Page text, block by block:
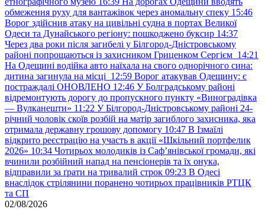
обмеження руху для вантажівок через аномальну спеку 15:46
Ворог здійснив атаку на цивільні судна в портах Великої
Одеси та Дунайського регіону: пошкоджено буксир 14:37
Через два роки після загибелі у Білгород-Дністровському
районі попрощаються із захисником Гриценком Сергієм 14:21
На Одещині водійка авто наїхала на свого однорічного сина:
дитина загинула на місці 12:59 Ворог атакував Одещину: є
постраждалі ОНОВЛЕНО 12:46 У Болградському районі
відремонтують дорогу до пропускного пункту «Виноградівка
— Вулканешти» 11:22 У Білгород-Дністровському районі 24-
річний чоловік скоїв розбій на матір загиблого захисника, яка
отримала державну грошову допомогу 10:47 В Ізмаїлі
відкрито реєстрацію на участь в акції «Шкільний портфелик
2026» 10:34 Чотирьох молодиків із Саф’янівської громади, які
вчинили розбійний напад на пенсіонерів та їх онука,
відправили за ґрати на тривалий строк 09:23 В Одесі
внаслідок стрілянини поранено чотирьох працівників РТЦК
та СП
02/08/2026